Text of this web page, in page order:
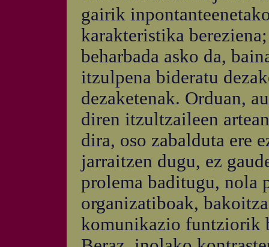
gairik
karakteristika
beharbada asko da,
itzulpena bideratu
dezaketenak. Orduan,
diren itzultzaileen
dira, oso zabalduta ere
jarraitzen dugu, ez
prolema baditugu, nola
organizatiboak,
komunikazio funtziorik